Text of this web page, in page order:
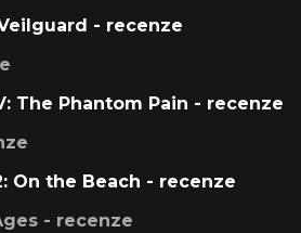
- recenze
The Phantom Pain - recenze
On the Beach - recenze
- recenze